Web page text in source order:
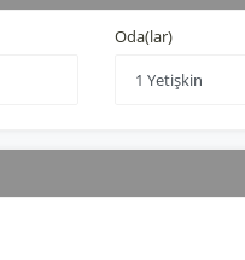
Oda(lar)